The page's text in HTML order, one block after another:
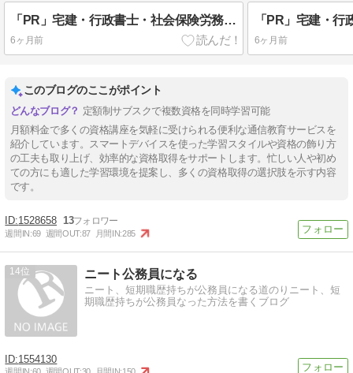
「PR」宅建・行政書士・社会保険労務士・FP2等が月々1628円のサブスクでスマホで学べる
6ヶ月前 6ヶ月前
このブログのここがポイント
定額制サブスクで複数資格を同時学習可能
月額料金で多くの資格講座を気軽に受けられる便利な通信教育サービスを
紹介しています。スマートデバイスを使った学習スタイルや資格の飾り方
の工夫も取り上げ、効率的な資格取得をサポートします。忙しい人や初め
ての方にも適した学習環境を提案し、多くの資格取得の選択肢を示す内容
です。
1528658 13
週間IN:69 週間OUT:87 月間IN:285
14 ニート公務員になる
ニート、短期職歴持ちが公務員になる道のりニート、短
期職歴持ちが公務員なった方法を書くブログ
1554130